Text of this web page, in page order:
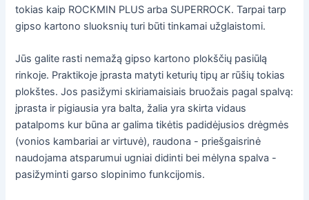
tokias kaip ROCKMIN PLUS arba SUPERROCK. Tarpai tarp
gipso kartono sluoksnių turi būti tinkamai užglaistomi.
Jūs galite rasti nemažą gipso kartono plokščių pasiūlą
rinkoje. Praktikoje įprasta matyti keturių tipų ar rūšių tokias
plokštes. Jos pasižymi skiriamaisiais bruožais pagal spalvą:
įprasta ir pigiausia yra balta, žalia yra skirta vidaus
patalpoms kur būna ar galima tikėtis padidėjusios drėgmės
(vonios kambariai ar virtuvė), raudona - priešgaisrinė
naudojama atsparumui ugniai didinti bei mėlyna spalva -
pasižyminti garso slopinimo funkcijomis.